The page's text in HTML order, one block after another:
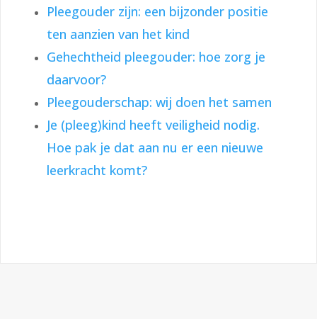
Pleegouder zijn: een bijzonder positie
ten aanzien van het kind
Gehechtheid pleegouder: hoe zorg je
daarvoor?
Pleegouderschap: wij doen het samen
Je (pleeg)kind heeft veiligheid nodig.
Hoe pak je dat aan nu er een nieuwe
leerkracht komt?